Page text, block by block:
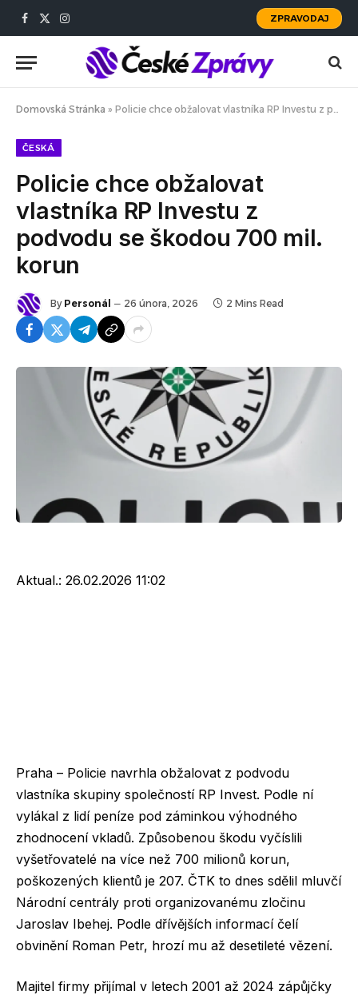
Facebook
X
Instagram
ZPRAVODAJ
Domovská Stránka » Policie chce obžalovat vlastníka RP Investu z podvodu se škodou 700 mil. korun
ČESKÁ
Policie chce obžalovat
vlastníka RP Investu z
podvodu se škodou 700 mil.
korun
By Personál 26 února, 2026 2 Mins Read
Aktual.: 26.02.2026 11:02
Praha – Policie navrhla obžalovat z podvodu
vlastníka skupiny společností RP Invest. Podle ní
vylákal z lidí peníze pod záminkou výhodného
zhodnocení vkladů. Způsobenou škodu vyčíslili
vyšetřovatelé na více než 700 milionů korun,
poškozených klientů je 207. ČTK to dnes sdělil mluvčí
Národní centrály proti organizovanému zločinu
Jaroslav Ibehej. Podle dřívějších informací čelí
obvinění Roman Petr, hrozí mu až desetileté vězení.
Majitel firmy přijímal v letech 2001 až 2024 zápůjčky